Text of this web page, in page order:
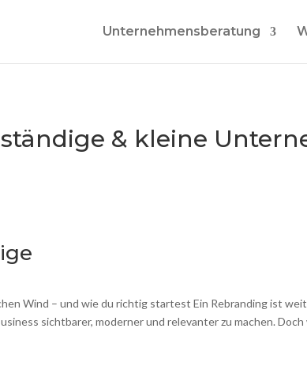
Unternehmensberatung
& kleine
Wind – und wie du richtig startest Ein Rebranding ist weit
sichtbarer, moderner und relevanter zu machen. Doch